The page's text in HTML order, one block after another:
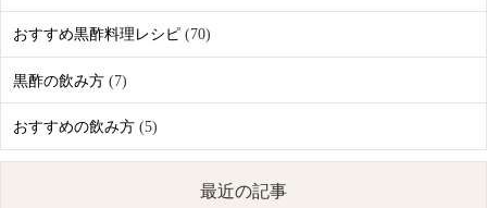
おすすめ黒酢料理レシピ(70)
黒酢の飲み方(7)
おすすめの飲み方(5)
最近の記事